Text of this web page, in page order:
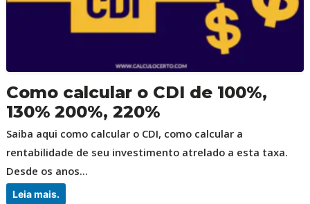
Como calcular o CDI de 100%,
130% 200%, 220%
Saiba aqui como calcular o CDI, como calcular a
rentabilidade de seu investimento atrelado a esta taxa.
Desde os anos...
Leia mais.